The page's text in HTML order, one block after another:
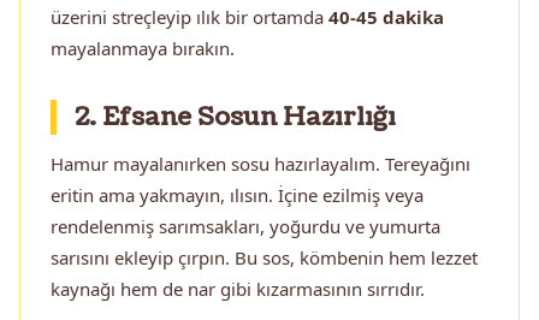
üzerini streçleyip ılık bir ortamda 40-45 dakika
mayalanmaya bırakın.
2. Efsane Sosun Hazırlığı
Hamur mayalanırken sosu hazırlayalım. Tereyağını
eritin ama yakmayın, ılısın. İçine ezilmiş veya
rendelenmiş sarımsakları, yoğurdu ve yumurta
sarısını ekleyip çırpın. Bu sos, kömbenin hem lezzet
kaynağı hem de nar gibi kızarmasının sırrıdır.